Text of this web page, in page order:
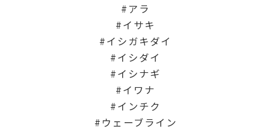
アラ
イサキ
イシガキダイ
イシダイ
イシナギ
イワナ
インチク
ウェーブライン